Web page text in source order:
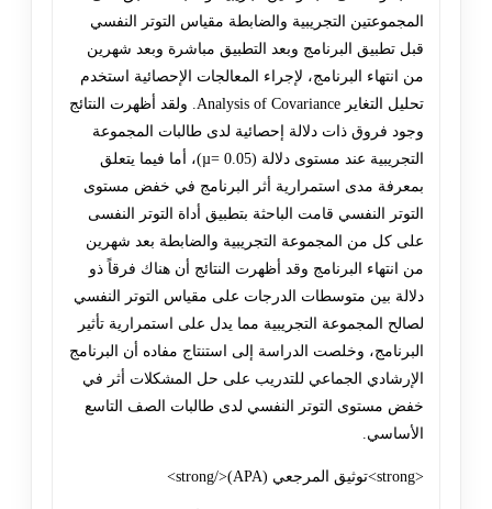
المجموعتين التجريبية والضابطة مقياس التوتر النفسي
قبل تطبيق البرنامج وبعد التطبيق مباشرة وبعد شهرين
من انتهاء البرنامج، لإجراء المعالجات الإحصائية استخدم
تحليل التغاير Analysis of Covariance. ولقد أظهرت النتائج
وجود فروق ذات دلالة إحصائية لدى طالبات المجموعة
التجريبية عند مستوى دلالة (µ= 0.05)، أما فيما يتعلق
بمعرفة مدى استمرارية أثر البرنامج في خفض مستوى
التوتر النفسي قامت الباحثة بتطبيق أداة التوتر النفسى
على كل من المجموعة التجريبية والضابطة بعد شهرين
من انتهاء البرنامج وقد أظهرت النتائج أن هناك فرقاً ذو
دلالة بين متوسطات الدرجات على مقياس التوتر النفسي
لصالح المجموعة التجريبية مما يدل على استمرارية تأثير
البرنامج، وخلصت الدراسة إلى استنتاج مفاده أن البرنامج
الإرشادي الجماعي للتدريب على حل المشكلات أثر في
خفض مستوى التوتر النفسي لدى طالبات الصف التاسع
الأساسي.
<strong>توثيق المرجعي (APA)</strong>